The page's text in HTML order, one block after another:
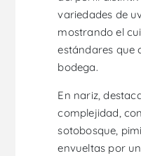
variedades de
mostrando el
estándares que
bodega.
En nariz,
complejidad,
sotobosque,
envueltas por